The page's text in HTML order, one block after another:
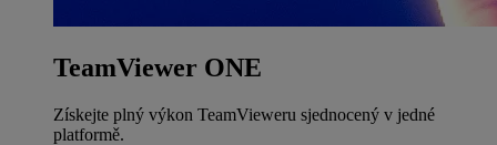
TeamViewer ONE
Získejte plný výkon TeamVieweru sjednocený v jedné
platformě.